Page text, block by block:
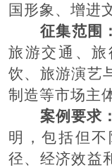
国形象、增进
征集范围：
旅游交通、
饮、旅游演艺
制造等市场主
案例要求
明，包括但
径、经济效益